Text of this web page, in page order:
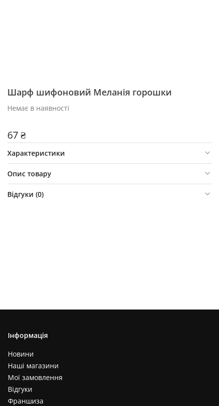
Шарф шифоновий Меланія горошки
Немає в наявності
67 ₴
Характеристики
Опис товару
Відгуки (0)
Інформація
Новини
Наші магазини
Мої замовлення
Відгуки
Франшиза